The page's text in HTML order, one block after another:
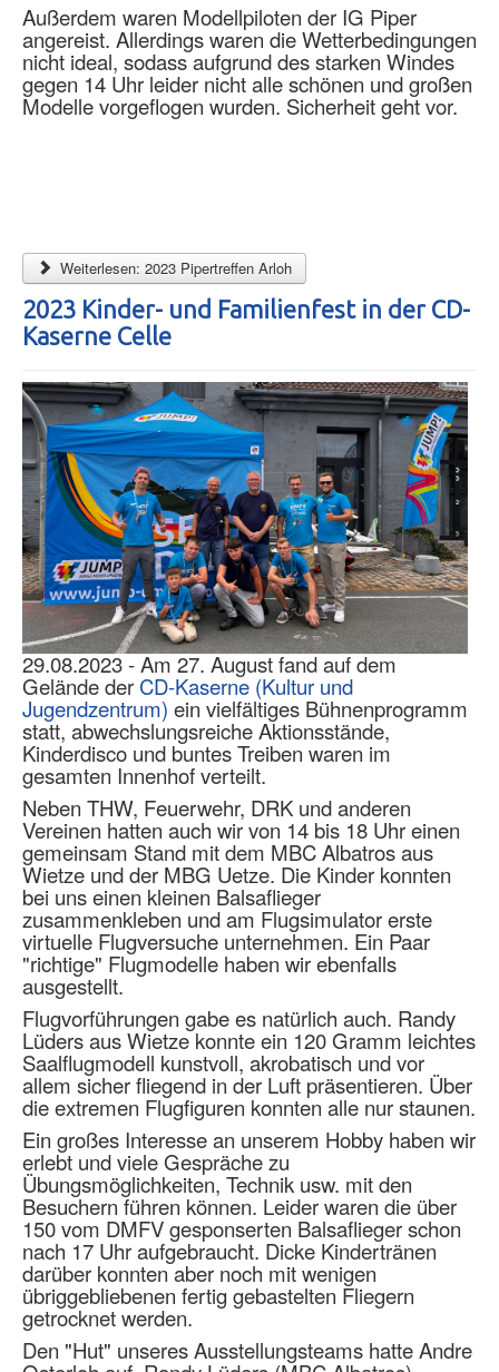
Außerdem waren Modellpiloten der IG Piper
angereist. Allerdings waren die Wetterbedingungen
nicht ideal, sodass aufgrund des starken Windes
gegen 14 Uhr leider nicht alle schönen und großen
Modelle vorgeflogen wurden. Sicherheit geht vor.
Weiterlesen: 2023 Pipertreffen Arloh
2023 Kinder- und Familienfest in der CD-
Kaserne Celle
29.08.2023 - Am 27. August fand auf dem
Gelände der CD-Kaserne (Kultur und
Jugendzentrum) ein vielfältiges Bühnenprogramm
statt, abwechslungsreiche Aktionsstände,
Kinderdisco und buntes Treiben waren im
gesamten Innenhof verteilt.
Neben THW, Feuerwehr, DRK und anderen
Vereinen hatten auch wirvon 14 bis 18 Uhreinen
gemeinsam Stand mit dem MBC Albatros aus
Wietze und der MBG Uetze. Die Kinder konnten
bei uns einen kleinen Balsaflieger
zusammenkleben und am Flugsimulator erste
virtuelle Flugversuche unternehmen. Ein Paar
"richtige" Flugmodelle haben wir ebenfalls
ausgestellt.
Flugvorführungen gabe es natürlich auch. Randy
Lüders aus Wietzekonnte ein 120 Gramm leichtes
Saalflugmodell kunstvoll, akrobatisch und vor
allem sicher fliegend in der Luft präsentieren. Über
die extremen Flugfiguren konnten alle nur staunen.
Ein großes Interesse an unserem Hobby haben wir
erlebt und viele Gespräche zu
Übungsmöglichkeiten, Technik usw. mit den
Besuchern führen können. Leider waren die über
150 vom DMFV gesponserten Balsaflieger schon
nach 17 Uhr aufgebraucht. Dicke Kindertränen
darüber konnten aber noch mit wenigen
übriggebliebenen fertig gebastelten Fliegern
getrocknet werden.
Den "Hut" unseres Ausstellungsteams hatte Andre